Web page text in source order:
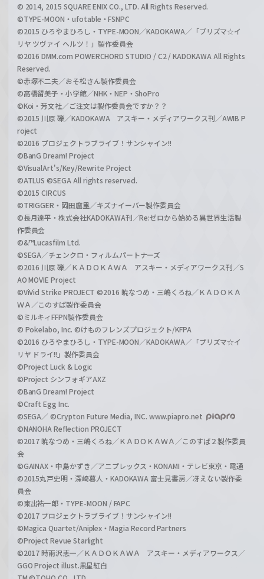
© 2014, 2015 SQUARE ENIX CO., LTD. All Rights Reserved.
©TYPE-MOON・ufotable・FSNPC
©2015 ひろやまひろし・TYPE-MOON／KADOKAWA／「プリズマ☆イ
リヤ ツヴァイ ヘルツ！」製作委員会
©2016 DMM.com POWERCHORD STUDIO / C2 / KADOKAWA All Rights
Reserved.
©赤塚不二夫／おそ松さん製作委員会
©高橋留美子・小学館／NHK・NEP・ShoPro
©Koi・芳文社／ご注文は製作委員会ですか？？
©2015 川原 礫／KADOKAWA アスキー・メディアワークス刊／AWIB P
roject
©2016 プロジェクトラブライブ！サンシャイン!!
©BanG Dream! Project
©VisualArt's/Key/Rewrite Project
©ATLUS ©SEGA All rights reserved.
©2015 CIRCUS
©TRIGGER・岡田麿里／キズナイーバー製作委員会
©長月達平・株式会社KADOKAWA刊／Re:ゼロから始める異世界生活製
作委員会
©&™Lucasfilm Ltd.
©SEGA／チェンクロ・フィルムパートナーズ
©2016 川原 礫／ＫＡＤＯＫＡＷＡ アスキー・メディアワークス刊／S
AO MOVIE Project
©ViVid Strike PROJECT ©2016 暁なつめ・三嶋くろね／ＫＡＤＯＫＡ
ＷＡ／このすば製作委員会
©ミルキィFFPN製作委員会
© Pokelabo, Inc. ©けものフレンズプロジェクト/KFPA
©2016 ひろやまひろし・TYPE-MOON／KADOKAWA／「プリズマ☆イ
リヤ ドライ!!」製作委員会
©Project Luck & Logic
©Project シンフォギアAXZ
©BanG Dream! Project
©Craft Egg Inc.
©SEGA／ ©Crypton Future Media, INC. www.piapro.net
©NANOHA Reflection PROJECT
©2017 暁なつめ・三嶋くろね／ＫＡＤＯＫＡＷＡ／このすば２製作委員
会
©GAINAX・中島かずき／アニプレックス・KONAMI・テレビ東京・電通
©2015丸戸史明・深崎暮人・KADOKAWA 富士見書房／冴えない製作委
員会
©東出祐一郎・TYPE-MOON / FAPC
©2017 プロジェクトラブライブ！サンシャイン!!
©Magica Quartet/Aniplex・Magia Record Partners
©Project Revue Starlight
©2017 時雨沢恵一／ＫＡＤＯＫＡＷＡ アスキー・メディアワークス／
GGO Project illust.黒星紅白